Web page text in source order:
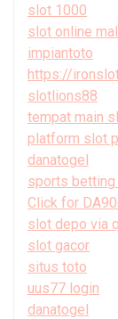
slot 1000
slot online
impiantoto
https://
slotlions88
tempat main
platform slot
danatogel
sports
Click for
slot depo via
slot gacor
situs toto
uus77 login
danatogel